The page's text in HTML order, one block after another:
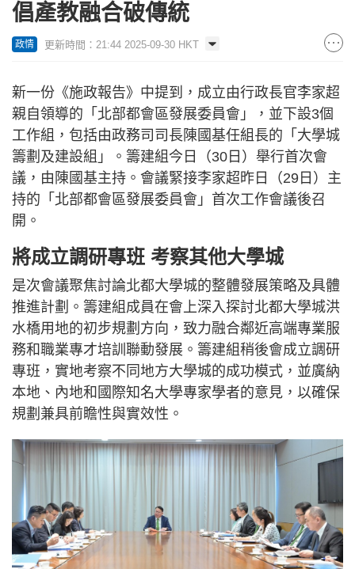
倡產教融合破傳統
政情 更新時間：21:44 2025-09-30 HKT
新一份《施政報告》中提到，成立由行政長官李家超
親自領導的「北部都會區發展委員會」，並下設3個
工作組，包括由政務司司長陳國基任組長的「大學城
籌劃及建設組」。籌建組今日（30日）舉行首次會
議，由陳國基主持。會議緊接李家超昨日（29日）主
持的「北部都會區發展委員會」首次工作會議後召
開。
將成立調研專班 考察其他大學城
是次會議聚焦討論北都大學城的整體發展策略及具體
推進計劃。籌建組成員在會上深入探討北都大學城洪
水橋用地的初步規劃方向，致力融合鄰近高端專業服
務和職業專才培訓聯動發展。籌建組稍後會成立調研
專班，實地考察不同地方大學城的成功模式，並廣納
本地、內地和國際知名大學專家學者的意見，以確保
規劃兼具前瞻性與實效性。